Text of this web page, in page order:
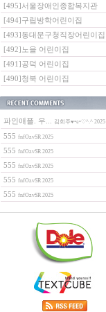
[495]서울장애인종합복지관
[494]구립방학어린이집
[493]동대문구청직장어린이집
[492]노을 어린이집
[491]공덕 어린이집
[490]청북 어린이집
파인애플. 우... 김희주♥•ɞ•♡^.^ 2025
555 fnfOzvSR 2025
555 fnfOzvSR 2025
555 fnfOzvSR 2025
555 fnfOzvSR 2025
555 fnfOzvSR 2025